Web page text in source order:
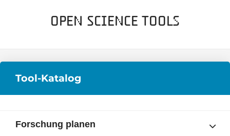
Open Science Tools
Tool-Katalog
Forschung planen